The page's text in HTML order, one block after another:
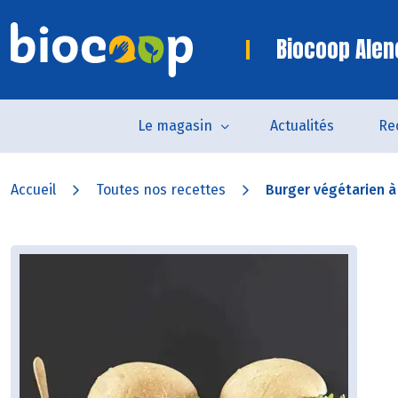
Biocoop
Le magasin Actualités
Accueil Toutes nos recettes Burger végétarien